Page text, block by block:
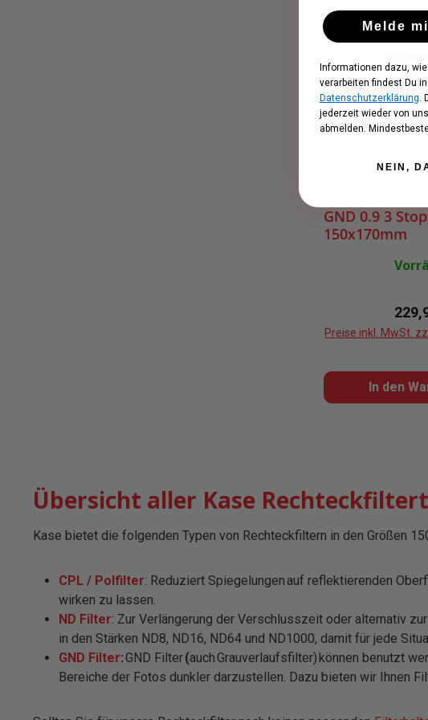
GND 0.9 3
150x170mm
Preise inkl. MwSt.
In den
Übersicht aller Kase
Kase bietet die folgenden Typen von Rechteckfiltern in den Größen
CPL / Polfilter: Reduziert Spiegelungen auf reflektierenden
wirken zu lassen.
ND Filter: Zur Verlängerung der Verschlusszeit oder alternativ
in den Stärken ND8, ND16, ND64 und ND1000, damit für jede
GND Filter:GND Filter(auch Grauverlaufsfilter) können benutzt
Bereiche der Fotos dunkler darzustellen. Dazu bieten wir Ihnen
Melde
Informationen dazu,
verarbeiten findest Du
Datenschutzerklärung.
jederzeit wieder von
abmelden.
NEIN,